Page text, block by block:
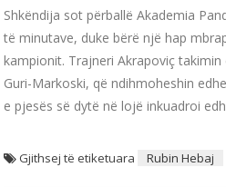
Shkëndija sot përballë Akademia
të minutave, duke bërë një hap
kampionit. Trajneri Akrapoviç
Guri-Markoski, që ndihmoheshin
e pjesës së dytë në lojë inkuadroi
Gjithsej të etiketuara Rubin Hebaj